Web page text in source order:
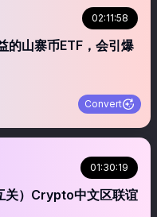
02:11:58
的山寨币ETF，会引爆
Convert
01:30:19
关）Crypto中文区联谊